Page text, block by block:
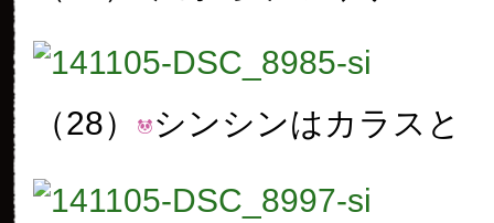
（28） シンシンはカラスと